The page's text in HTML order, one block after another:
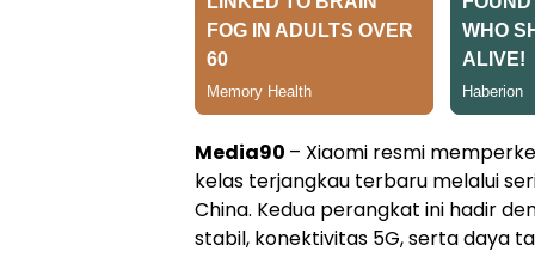
Media90 – Xiaomi resmi
kelas terjangkau terbaru melalui
China. Kedua perangkat ini hadir
stabil, konektivitas 5G, serta daya